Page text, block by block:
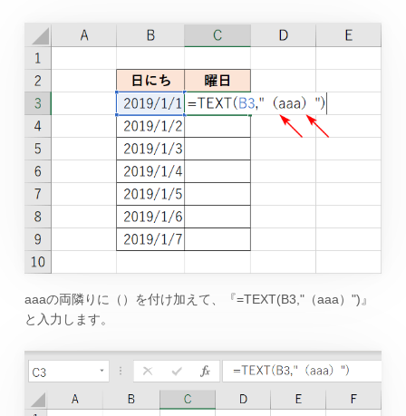
aaaの両隣りに（）を付け加えて、『=TEXT(B3,"（aaa）")』
と入力します。